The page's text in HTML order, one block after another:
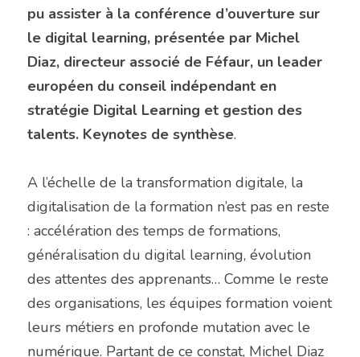
pu assister à la conférence d’ouverture sur
le digital learning, présentée par Michel
Diaz, directeur associé de Féfaur, un leader
européen du conseil indépendant en
stratégie Digital Learning et gestion des
talents. Keynotes de synthèse.
A l’échelle de la transformation digitale, la
digitalisation de la formation n’est pas en reste
: accélération des temps de formations,
généralisation du digital learning, évolution
des attentes des apprenants… Comme le reste
des organisations, les équipes formation voient
leurs métiers en profonde mutation avec le
numérique. Partant de ce constat, Michel Diaz